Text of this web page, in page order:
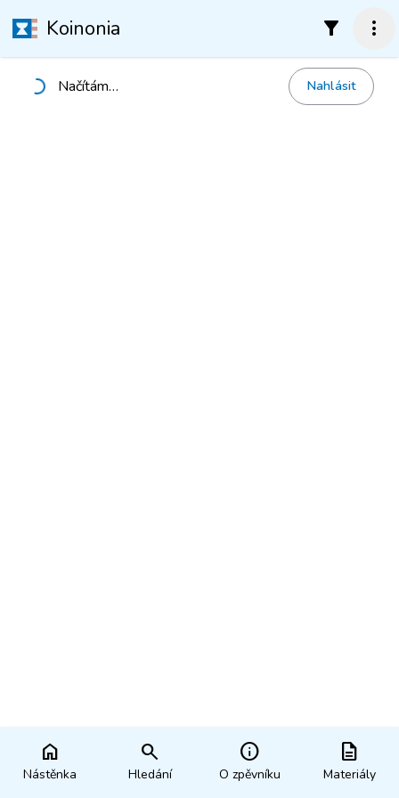
home
Nástěnka
search
Hledání
info
O zpěvníku
description
Materiály
Koinonia filter_alt more_vert
Načítám… Nahlásit